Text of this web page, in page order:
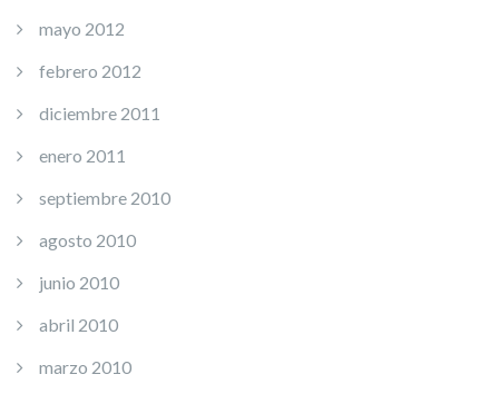
mayo 2012
febrero 2012
diciembre 2011
enero 2011
septiembre 2010
agosto 2010
junio 2010
abril 2010
marzo 2010